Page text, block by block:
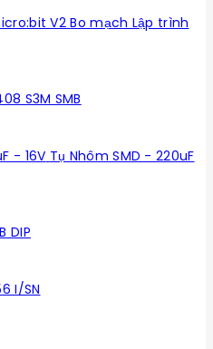
Bo mạch Lập trình
S3M SMB
Tụ Nhôm SMD - 220uF
DIP
I/SN